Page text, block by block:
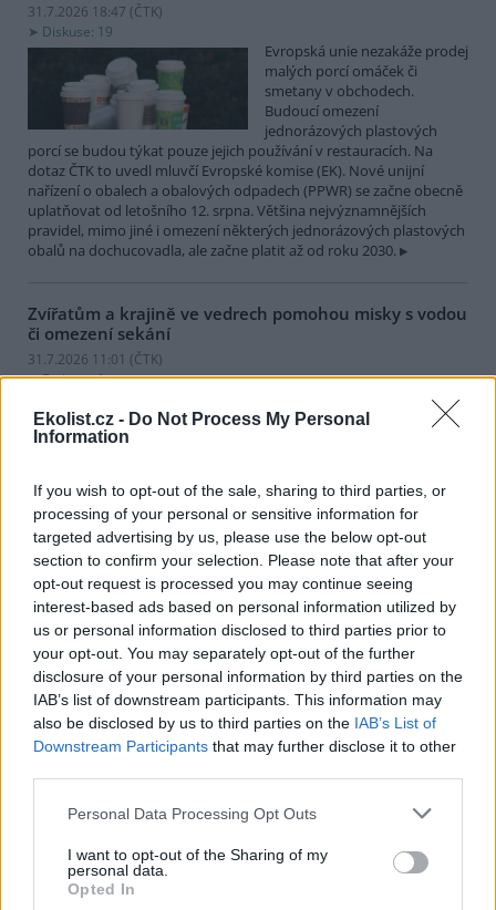
Ekolist.cz - Do Not Process My Personal
Information
If you wish to opt-out of the sale, sharing to third parties, or
processing of your personal or sensitive information for
targeted advertising by us, please use the below opt-out
section to confirm your selection. Please note that after your
opt-out request is processed you may continue seeing
interest-based ads based on personal information utilized by
us or personal information disclosed to third parties prior to
your opt-out. You may separately opt-out of the further
disclosure of your personal information by third parties on the
IAB’s list of downstream participants. This information may
also be disclosed by us to third parties on the IAB’s List of
Downstream Participants that may further disclose it to other
Personal Data Processing Opt Outs
I want to opt-out of the Sharing of my
personal data.
Opted In
31.7.2026 18:47 (ČTK)
Diskuse: 19
Evropská unie nezakáže prodej
malých porcí omáček či
smetany v obchodech.
Budoucí omezení
jednorázových plastových
porcí se budou týkat pouze jejich používání v restauracích. Na
dotaz ČTK to uvedl mluvčí Evropské komise (EK). Nové unijní
nařízení o obalech a obalových odpadech (PPWR) se začne obecně
uplatňovat od letošního 12. srpna. Většina nejvýznamnějších
pravidel, mimo jiné i omezení některých jednorázových plastových
obalů na dochucovadla, ale začne platit až od roku 2030.
Zvířatům a krajině ve vedrech pomohou misky s vodou
či omezení sekání
31.7.2026 11:01 (ČTK)
Diskuse: 1
Divoce žijícím zvířatům nebo
krajině mohou podle ochránců
do zahrad, omezením sekání trávníků nebo vynecháním kypření
půdy. Zlepšit je podle ochránců potřeba také hospodaření s vodou,
včetně systémových kroků pro zadržování vody v krajině, uvedl
Český svaz ochránců přírody (ČSOP).
Úmrtí 15 slonů v Keni zřejmě způsobil kyanid z
pesticidů na rajčata, uvedla AFP
31.7.2026 10:49 (
Diskuse: 2
Nedávné úmrtí 15 slonů v
keňském národním parku bylo
pravděpodobně způsobeno
používaných na rajčata pěstovaná na okolních farmách, uvedla
agentura AFP. Kyanid je přitom nebezpečný nejen pro zvířata, ale
může ohrozit i zdraví člověka, uvedla keňská národní agentura pro
ochranu přírody (KWS).